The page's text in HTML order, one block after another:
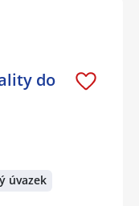
do
úvazek